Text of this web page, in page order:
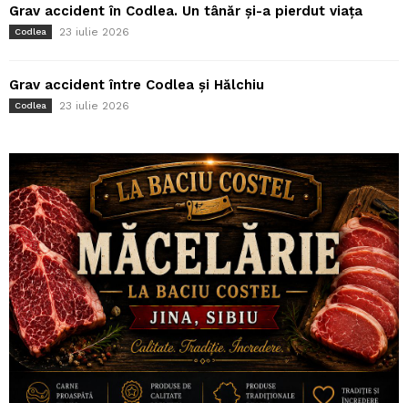
Grav accident în Codlea. Un tânăr și-a pierdut viața
Codlea 23 iulie 2026
Grav accident între Codlea și Hălchiu
Codlea 23 iulie 2026